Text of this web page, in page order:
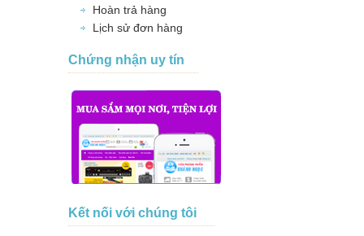
Hoàn trả hàng
Lịch sử đơn hàng
Chứng nhận uy tín
Kết nối với chúng tôi